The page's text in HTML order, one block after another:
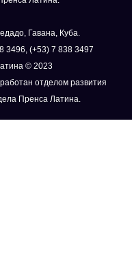
Гавана, Куба.
3496, (+53) 7 838 3497
© 2023
отделом развития
Пренса Латина.